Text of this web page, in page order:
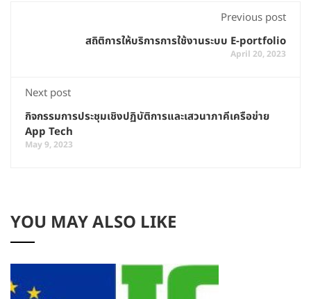
Previous post
สถิติการให้บริการการใช้งานระบบ E-portfolio
April 20, 2023
Next post
กิจกรรมการประชุมเชิงปฏิบัติการและเสวนาภาคีเครือข่าย
App Tech
May 9, 2023
YOU MAY ALSO LIKE